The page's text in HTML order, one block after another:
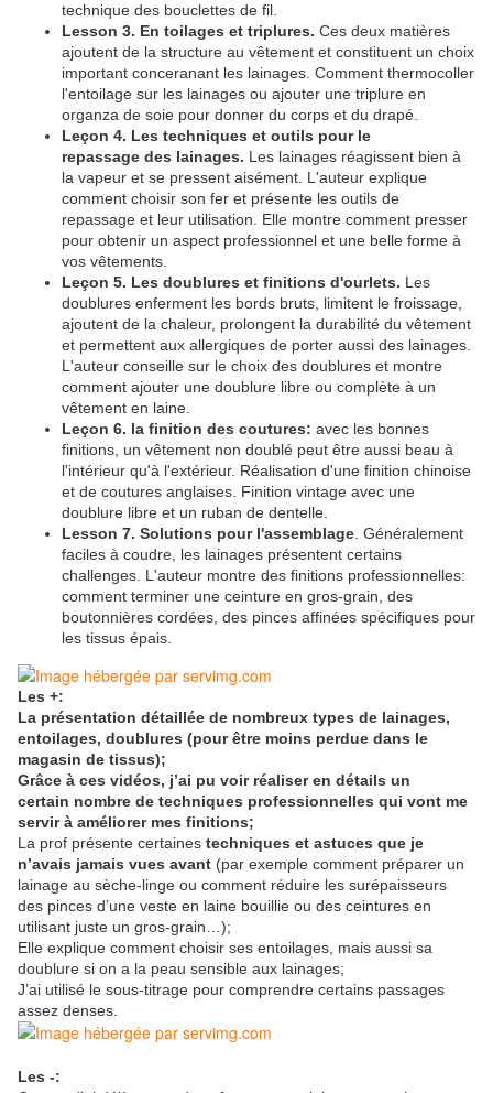
technique des bouclettes de fil.
Lesson 3. En toilages et triplures. Ces deux matières
ajoutent de la structure au vêtement et constituent un choix
important conceranant les lainages. Comment thermocoller
l'entoilage sur les lainages ou ajouter une triplure en
organza de soie pour donner du corps et du drapé.
Leçon 4. Les techniques et outils pour le
repassage des lainages. Les lainages réagissent bien à
la vapeur et se pressent aisément. L'auteur explique
comment choisir son fer et présente les outils de
repassage et leur utilisation. Elle montre comment presser
pour obtenir un aspect professionnel et une belle forme à
vos vêtements.
Leçon 5. Les doublures et finitions d'ourlets. Les
doublures enferment les bords bruts, limitent le froissage,
ajoutent de la chaleur, prolongent la durabilité du vêtement
et permettent aux allergiques de porter aussi des lainages.
L'auteur conseille sur le choix des doublures et montre
comment ajouter une doublure libre ou complète à un
vêtement en laine.
Leçon 6. la finition des coutures: avec les bonnes
finitions, un vêtement non doublé peut être aussi beau à
l'intérieur qu'à l'extérieur. Réalisation d'une finition chinoise
et de coutures anglaises. Finition vintage avec une
doublure libre et un ruban de dentelle.
Lesson 7. Solutions pour l'assemblage. Généralement
faciles à coudre, les lainages présentent certains
challenges. L'auteur montre des finitions professionnelles:
comment terminer une ceinture en gros-grain, des
boutonnières cordées, des pinces affinées spécifiques pour
les tissus épais.
Les +:
La présentation détaillée de nombreux types de lainages,
entoilages, doublures (pour être moins perdue dans le
magasin de tissus);
Grâce à ces vidéos, j’ai pu voir réaliser en détails un
certain nombre de techniques professionnelles qui vont me
servir à améliorer mes finitions;
La prof présente certaines techniques et astuces que je
n’avais jamais vues avant (par exemple comment préparer un
lainage au sèche-linge ou comment réduire les surépaisseurs
des pinces d’une veste en laine bouillie ou des ceintures en
utilisant juste un gros-grain…);
Elle explique comment choisir ses entoilages, mais aussi sa
doublure si on a la peau sensible aux lainages;
J’ai utilisé le sous-titrage pour comprendre certains passages
assez denses.
Les -: